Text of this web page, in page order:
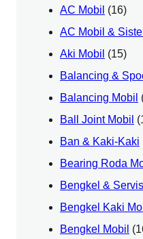
AC Mobil (16)
AC Mobil &
Aki Mobil (15)
Balancing &
Balancing Mobil
Ball Joint Mobil
Ban & Kaki-Kaki
Bearing Roda
Bengkel & Servis
Bengkel Kaki
Bengkel Mobil